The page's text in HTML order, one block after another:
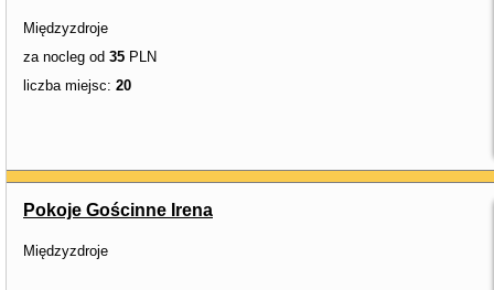
Międzyzdroje
za nocleg od 35 PLN
liczba miejsc: 20
Pokoje Gościnne Irena
Międzyzdroje